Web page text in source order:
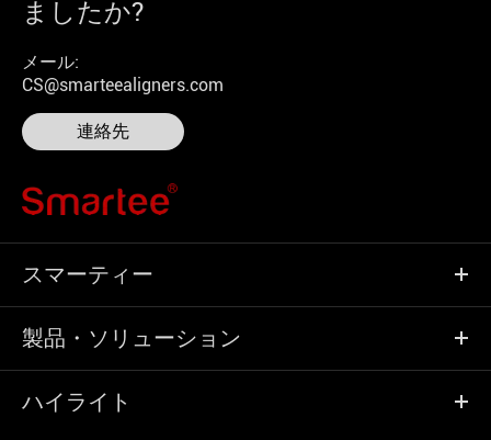
ましたか?
メール:
CS@smarteealigners.com
連絡先
スマーティー
製品・ソリューション
ハイライト